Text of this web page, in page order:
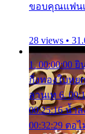
ขอบคุณแฟนเ
28 views •
1. 00:00:00
กิ่งทองใบหย
ลานเท 6.
00:25:16 น้ำ
00:32:29 ตอ